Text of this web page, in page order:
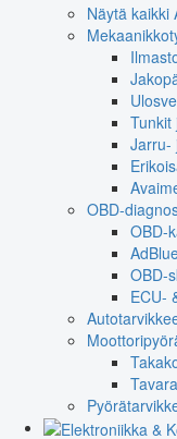
Näytä kaikki
Tunkit
Jarru-
OBD-
OBD-
OBD-
ECU-